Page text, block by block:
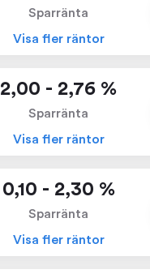
Sparränta
Visa fler räntor
2,00 - 2,76 %
Sparränta
Visa fler räntor
0,10 - 2,30 %
Sparränta
Visa fler räntor